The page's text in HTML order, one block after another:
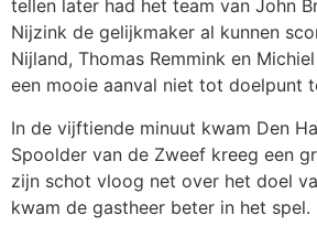
tellen later had het team van John
Nijzink de gelijkmaker al kunnen
Nijland, Thomas Remmink en
een mooie aanval niet tot doelpunt
In de vijftiende minuut kwam Den
Spoolder van de Zweef kreeg een
zijn schot vloog net over het doel
kwam de gastheer beter in het spel.